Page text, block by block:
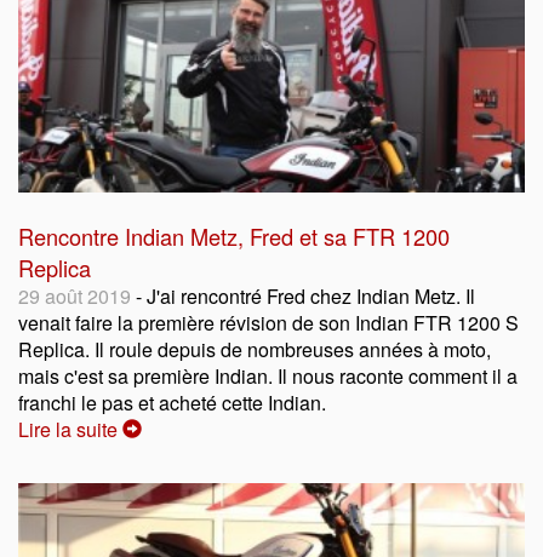
Rencontre Indian Metz, Fred et sa FTR 1200
Replica
29 août 2019 - J'ai rencontré Fred chez Indian Metz. Il
venait faire la première révision de son Indian FTR 1200 S
Replica. Il roule depuis de nombreuses années à moto,
mais c'est sa première Indian. Il nous raconte comment il a
franchi le pas et acheté cette Indian.
Lire la suite